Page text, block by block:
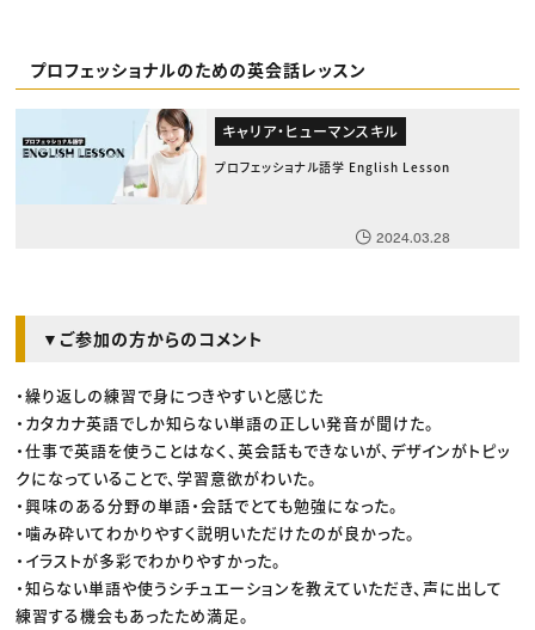
プロフェッショナルのための英会話レッスン
キャリア・ヒューマンスキル
プロフェッショナル語学 English Lesson
2024.03.28
▼ご参加の方からのコメント
・繰り返しの練習で身につきやすいと感じた
・カタカナ英語でしか知らない単語の正しい発音が聞けた。
・仕事で英語を使うことはなく、英会話もできないが、デザインがトピッ
クになっていることで、学習意欲がわいた。
・興味のある分野の単語・会話でとても勉強になった。
・噛み砕いてわかりやすく説明いただけたのが良かった。
・イラストが多彩でわかりやすかった。
・知らない単語や使うシチュエーションを教えていただき、声に出して
練習する機会もあったため満足。